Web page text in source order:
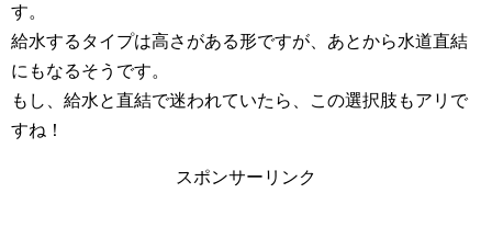
す。
給水するタイプは高さがある形ですが、あとから水道直結
にもなるそうです。
もし、給水と直結で迷われていたら、この選択肢もアリで
すね！
スポンサーリンク